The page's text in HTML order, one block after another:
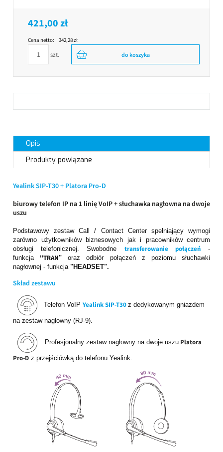
421,00 zł
Cena netto: 342,28 zł
szt. do koszyka
Opis
Produkty powiązane
Yealink SIP-T30 + Platora Pro-D
biurowy telefon IP na 1 linię VoIP + słuchawka nagłowna na dwoje
uszu
Podstawowy zestaw Call / Contact Center spełniający wymogi
zarówno użytkowników biznesowych jak i pracowników centrum
obsługi telefonicznej. Swobodne transferowanie połączeń-
funkcja "TRAN"oraz odbiór połączeń z poziomu słuchawki
nagłownej - funkcja "HEADSET".
Skład zestawu
Telefon VoIP Yealink SIP-T30 z dedykowanym gniazdem
na zestaw nagłowny (RJ-9).
Profesjonalny zestaw nagłowny na dwoje uszu Platora
Pro-D z przejściówką do telefonu Yealink.